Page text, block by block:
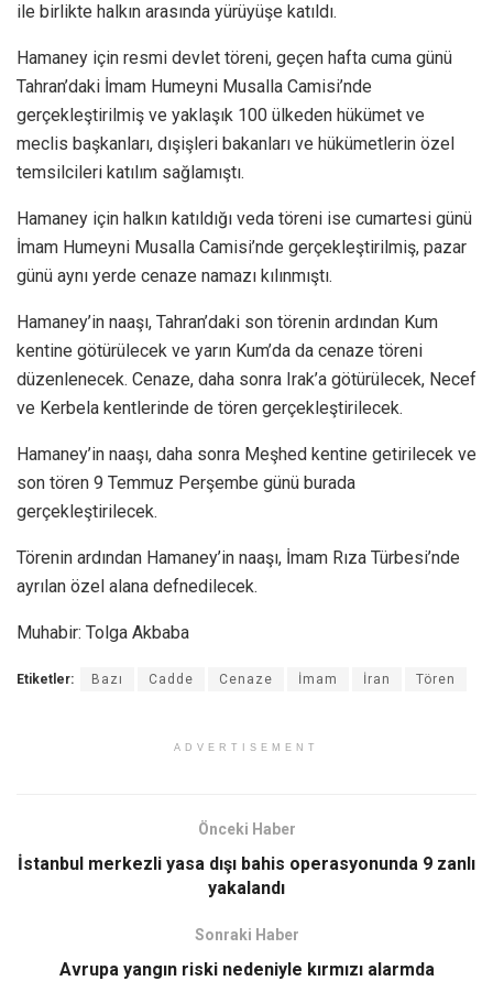
ile birlikte halkın arasında yürüyüşe katıldı.
Hamaney için resmi devlet töreni, geçen hafta cuma günü
Tahran’daki İmam Humeyni Musalla Camisi’nde
gerçekleştirilmiş ve yaklaşık 100 ülkeden hükümet ve
meclis başkanları, dışişleri bakanları ve hükümetlerin özel
temsilcileri katılım sağlamıştı.
Hamaney için halkın katıldığı veda töreni ise cumartesi günü
İmam Humeyni Musalla Camisi’nde gerçekleştirilmiş, pazar
günü aynı yerde cenaze namazı kılınmıştı.
Hamaney’in naaşı, Tahran’daki son törenin ardından Kum
kentine götürülecek ve yarın Kum’da da cenaze töreni
düzenlenecek. Cenaze, daha sonra Irak’a götürülecek, Necef
ve Kerbela kentlerinde de tören gerçekleştirilecek.
Hamaney’in naaşı, daha sonra Meşhed kentine getirilecek ve
son tören 9 Temmuz Perşembe günü burada
gerçekleştirilecek.
Törenin ardından Hamaney’in naaşı, İmam Rıza Türbesi’nde
ayrılan özel alana defnedilecek.
Muhabir: Tolga Akbaba
Etiketler: Bazı Cadde Cenaze İmam İran Tören
ADVERTISEMENT
Önceki Haber
İstanbul merkezli yasa dışı bahis operasyonunda 9 zanlı
yakalandı
Sonraki Haber
Avrupa yangın riski nedeniyle kırmızı alarmda